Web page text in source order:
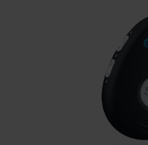
€ 105,83.
est :
€